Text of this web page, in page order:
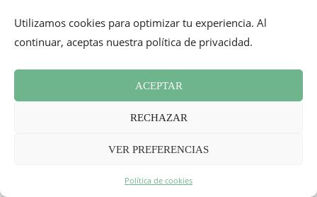
Utilizamos cookies para optimizar tu experiencia. Al
continuar, aceptas nuestra política de privacidad.
ACEPTAR
RECHAZAR
VER PREFERENCIAS
Política de cookies